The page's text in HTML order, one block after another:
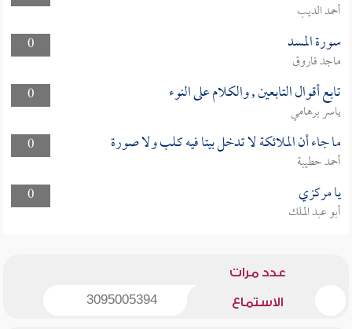
أحمد الديب
0
سورة المسد
ماجد فاروق
0
تابع أقوال التابعين , والكلام على النوء
ياسر برهامي
0
ما جاء أن الملائكة لا تدخل بيتا فيه كلب ولا صورة
أحمد حطيبة
0
يا مركزي
أبو عبد الملك
عدد مرات
الاستماع 3095005394